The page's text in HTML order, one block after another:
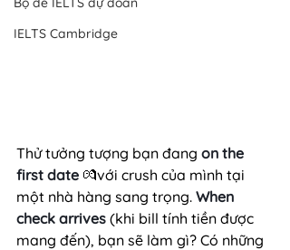
IELTS Cambridge
Thử tưởng tượng bạn đang on the
first date 💏với crush của mình tại
một nhà hàng sang trọng. When
check arrives (khi bill tính tiền được
mang đến), bạn sẽ làm gì? Có những